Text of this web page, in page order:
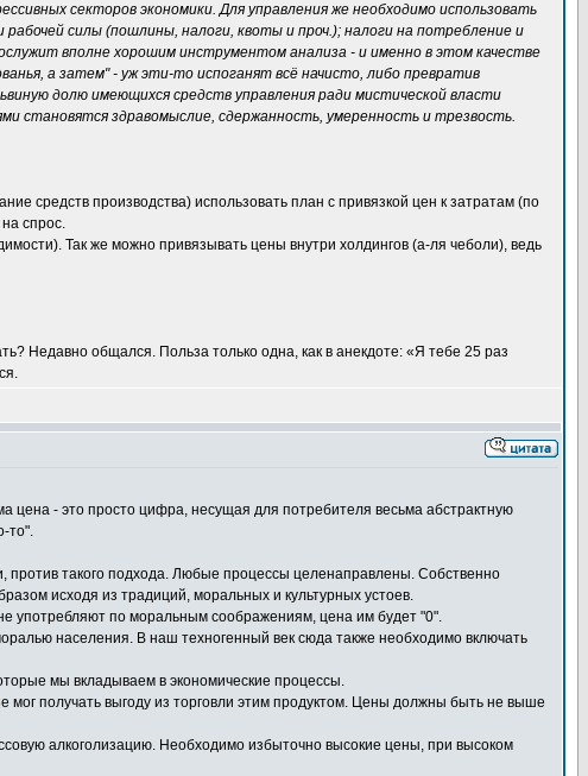
секторов экономики. Для управления же необходимо использовать
силы (пошлины, налоги, квоты и проч.); налоги на потребление и
вполне хорошим инструментом анализа - и именно в этом качестве
а затем" - уж эти-то испоганят всё начисто, либо превратив
долю имеющихся средств управления ради мистической власти
становятся здравомыслие, сдержанность, умеренность и трезвость.
средств производства) использовать план с привязкой цен к затратам (по
спрос.
Так же можно привязывать цены внутри холдингов (а-ля чеболи), ведь
Недавно общался. Польза только одна, как в анекдоте: «Я тебе 25 раз
цена - это просто цифра, несущая для потребителя весьма абстрактную
то".
против такого подхода. Любые процессы целенаправлены. Собственно
исходя из традиций, моральных и культурных устоев.
употребляют по моральным соображениям, цена им будет "0".
населения. В наш техногенный век сюда также необходимо включать
мы вкладываем в экономические процессы.
мог получать выгоду из торговли этим продуктом. Цены должны быть не выше
алкоголизацию. Необходимо избыточно высокие цены, при высоком